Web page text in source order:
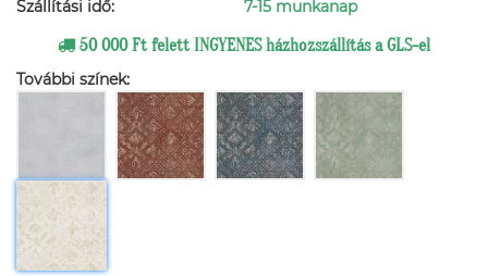
Szállítási idő:
7-15 munkanap
50 000 Ft felett INGYENES házhozszállítás a GLS-el
További színek: